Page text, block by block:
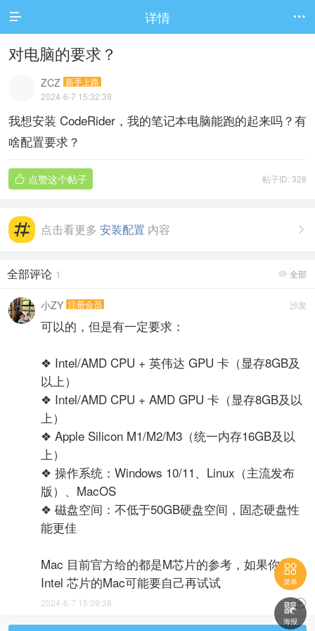
 详情 
对电脑的要求？
ZCZ 新手上路
2024-6-7 15:32:39
我想安装 CodeRider，我的笔记本电脑能跑的起来吗？有
啥配置要求？
帖子ID: 328
 点赞这个帖子

点击看更多 安装配置 内容
 全部
全部评论 1
沙发
小ZY 注册会员
可以的，但是有一定要求：
❖ Intel/AMD CPU + 英伟达 GPU 卡（显存8GB及
以上）
❖ Intel/AMD CPU + AMD GPU 卡（显存8GB及以
上）
❖ Apple Silicon M1/M2/M3（统一内存16GB及以
上）
❖ 操作系统：Windows 10/11、Linux（主流发布
版）、MacOS
❖ 磁盘空间：不低于50GB硬盘空间，固态硬盘性
能更佳
Mac 目前官方给的都是M芯片的参考，如果你是
Intel 芯片的Mac可能要自己再试试

2024-6-7 15:39:38

菜单

海报